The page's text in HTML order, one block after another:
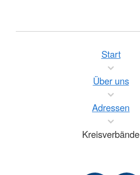
Start
Über uns
Adressen
Kreisverbände